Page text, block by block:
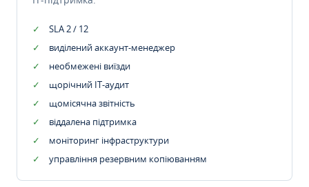
SLA 2 / 12
виділений аккаунт-менеджер
необмежені виїзди
щорічний IT-аудит
щомісячна звітність
віддалена підтримка
моніторинг інфраструктури
управління резервним копіюванням